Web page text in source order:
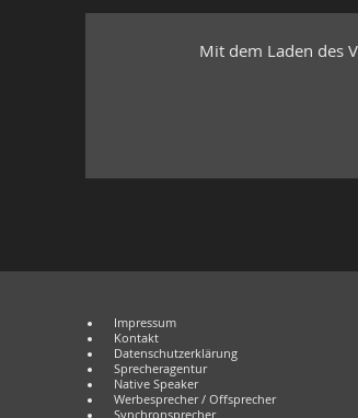
Mit dem Laden des
Impressum
Kontakt
Datenschutzerklärung
Sprecheragentur
Native Speaker
Werbesprecher / Offsprecher
Synchronsprecher